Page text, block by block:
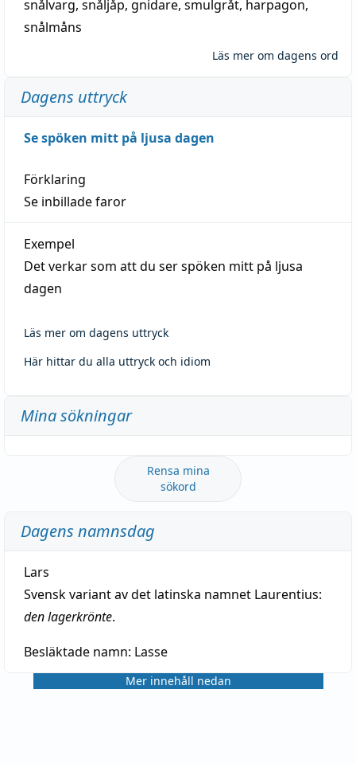
snålvarg, snåljåp, gnidare, smulgråt, harpagon,
snålmåns
Läs mer om dagens ord
Dagens uttryck
Se spöken mitt på ljusa dagen
Förklaring
Se inbillade faror
Exempel
Det verkar som att du ser spöken mitt på ljusa
dagen
Läs mer om dagens uttryck
Här hittar du alla uttryck och idiom
Mina sökningar
Rensa mina
sökord
Dagens namnsdag
Lars
Svensk variant av det latinska namnet Laurentius:
den lagerkrönte.
Besläktade namn: Lasse
Mer innehåll nedan